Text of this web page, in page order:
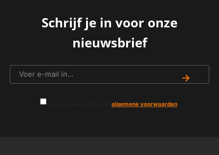
Schrijf je in voor onze
nieuwsbrief
→
algemene voorwaarden